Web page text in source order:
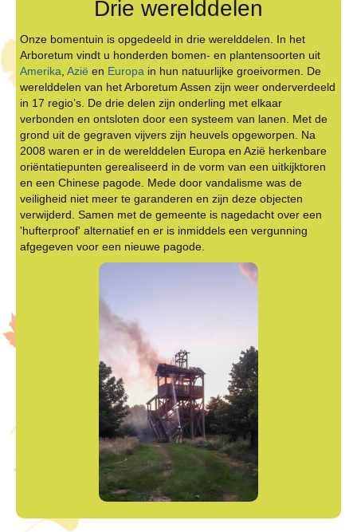
Drie werelddelen
Onze bomentuin is opgedeeld in drie werelddelen. In het
Arboretum vindt u honderden bomen- en plantensoorten uit
Amerika Azië en Europa in hun natuurlijke groeivormen. De
werelddelen van het Arboretum Assen zijn weer onderverdeeld
in 17 regio’s. De drie delen zijn onderling met elkaar
verbonden en ontsloten door een systeem van lanen. Met de
grond uit de gegraven vijvers zijn heuvels opgeworpen. Na
2008 waren er in de werelddelen Europa en Azië herkenbare
oriëntatiepunten gerealiseerd in de vorm van een uitkijktoren
en een Chinese pagode. Mede door vandalisme was de
veiligheid niet meer te garanderen en zijn deze objecten
verwijderd. Samen met de gemeente is nagedacht over een
'hufterproof' alternatief en er is inmiddels een vergunning
afgegeven voor een nieuwe pagode.